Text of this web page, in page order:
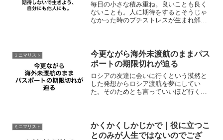
毎日の小さな積み重ね。良いことも良く
ないことも。人に期待をするとそうじゃ
なかった時のプチストレスが生まれ解消
れる。度合いによってはそ...
ミニマリスト
今更ながら海外未渡航のままパス
ポートの期限切れが迫る
ロシアの友達に会いに行くという漠然と
した発想からロシア渡航を夢にしてい
た。そのためとも言っていいほど行く宛
年の11月末で完全に海...
ミニマリスト
かくかくしかじかで｜役に立つこ
とのみが人生ではないのでござ